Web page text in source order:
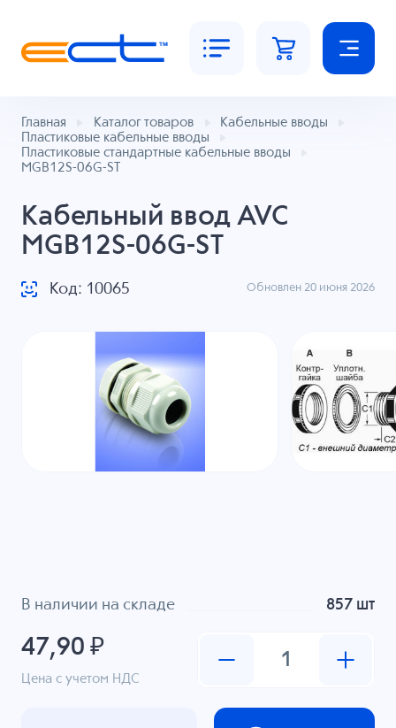
Главная Каталог товаров
Кабельные вводы
Пластиковые кабельные вводы
Пластиковые стандартные кабельные вводы
MGB12S-06G-ST
Кабельный ввод AVC
MGB12S-06G-ST
Код: 10065 Обновлен 20 июня 2026
В наличии на складе 857 шт
47,90 ₽
Цена с учетом НДС